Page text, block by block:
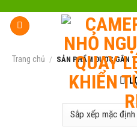
content
Trang chủ / SẢN PHẨM ĐƯỢC GẮN